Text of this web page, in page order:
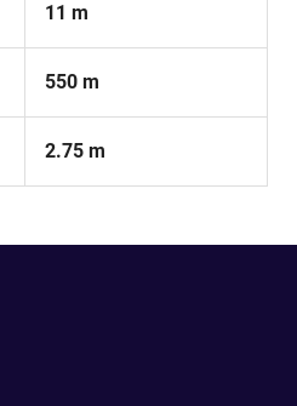
11 m
550 m
2.75 m